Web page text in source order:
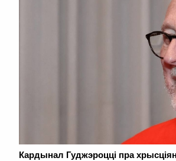
Кардынал Гуджэроцці пра